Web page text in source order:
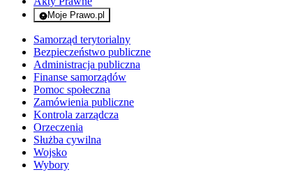
Moje Prawo.pl
- rejestracja i logowanie do serwisu
Samorząd terytorialny
Bezpieczeństwo publiczne
Administracja publiczna
Finanse samorządów
Pomoc społeczna
Zamówienia publiczne
Kontrola zarządcza
Orzeczenia
Służba cywilna
Wojsko
Wybory